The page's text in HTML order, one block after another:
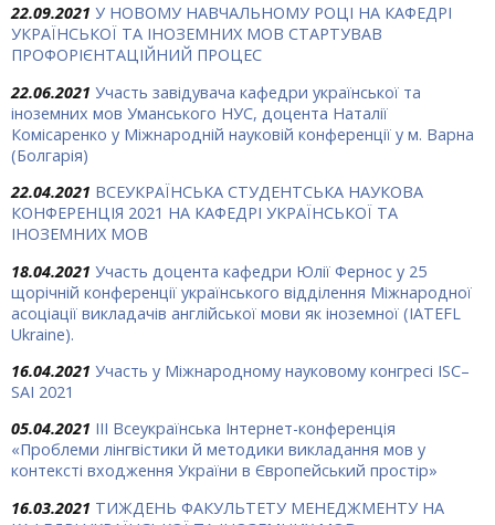
22.09.2021 У НОВОМУ НАВЧАЛЬНОМУ РОЦІ НА КАФЕДРІ
УКРАЇНСЬКОЇ ТА ІНОЗЕМНИХ МОВ СТАРТУВАВ
ПРОФОРІЄНТАЦІЙНИЙ ПРОЦЕС
22.06.2021 Участь завідувача кафедри української та
іноземних мов Уманського НУС, доцента Наталії
Комісаренко у Міжнародній науковій конференції у м. Варна
(Болгарія)
22.04.2021 ВСЕУКРАЇНСЬКА СТУДЕНТСЬКА НАУКОВА
КОНФЕРЕНЦІЯ 2021 НА КАФЕДРІ УКРАЇНСЬКОЇ ТА
ІНОЗЕМНИХ МОВ
18.04.2021 Участь доцента кафедри Юлії Фернос у 25
щорічній конференції українського відділення Міжнародної
асоціації викладачів англійської мови як іноземної (IATEFL
Ukraine).
16.04.2021 Участь у Міжнародному науковому конгресі ISC–
SAI 2021
05.04.2021 IІІ Всеукраїнська Інтернет-конференція
«Проблеми лінгвістики й методики викладання мов у
контексті входження України в Європейський простір»
16.03.2021 ТИЖДЕНЬ ФАКУЛЬТЕТУ МЕНЕДЖМЕНТУ НА